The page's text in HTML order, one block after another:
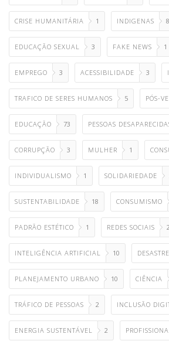
CRISE HUMANITÁRIA 1 INDIGENAS 8
EDUCAÇÃO SEXUAL 3 FAKE NEWS 1
EMPREGO 3 ACESSIBILIDADE 3
TRAFICO DE SERES HUMANOS 5 PÓS-
EDUCAÇÃO 73 PESSOAS
CORRUPÇÃO 3 MULHER 1
INDIVIDUALISMO 1 SOLIDARIEDADE
SUSTENTABILIDADE 18 CONSUMISMO
PADRÃO ESTÉTICO 1 REDES SOCIAIS
INTELIGÊNCIA ARTIFICIAL 10
PLANEJAMENTO URBANO 10 CIÊNCIA
TRÁFICO DE PESSOAS 2 INCLUSÃO
ENERGIA SUSTENTÁVEL 2